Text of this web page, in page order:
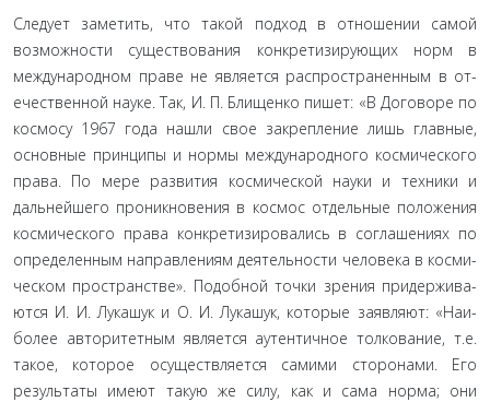
Следует заметить, что такой подход в отношении са­мой
возможности существования конкретизирующих норм в
международном праве не является распространенным в от­
ечественной науке. Так, И. П. Блищенко пишет: «В Договоре по
космосу 1967 года нашли свое закрепление лишь главные,
основные принципы и нормы международного космическо­го
права. По мере развития космической науки и техники и
дальнейшего проникновения в космос отдельные положения
космического права конкретизировались в соглашениях по
определенным направлениям деятельности человека в косми­
ческом пространстве». Подобной точки зрения придержива­
ются И. И. Лукашук и О. И. Лукашук, которые заявляют: «Наи­
более авторитетным является аутентичное толкование, т.е.
такое, которое осуществляется самими сторонами. Его
резуль­таты имеют такую же силу, как и сама норма; они